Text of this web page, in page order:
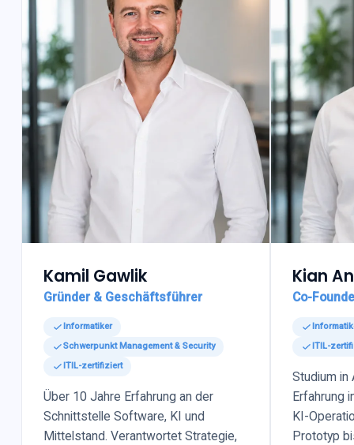
Kamil Gawlik
Gründer & Geschäftsführer
Informatiker
Schwerpunkt Management & Security
ITIL-zertifiziert
Über 10 Jahre Erfahrung an der
Schnittstelle Software, KI und
Mittelstand. Verantwortet Strategie,
Kian
Co-
ITIL-
Studium in
Erfahrung
KI-
Prototyp